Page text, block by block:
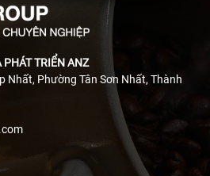
PHÁT TRIỂN ANZ
Nhất, Phường Tân Sơn Nhất, Thành